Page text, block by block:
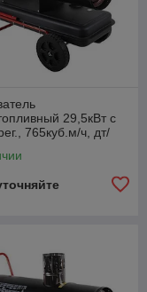
29,5кВт с
765куб.м/ч, дт/